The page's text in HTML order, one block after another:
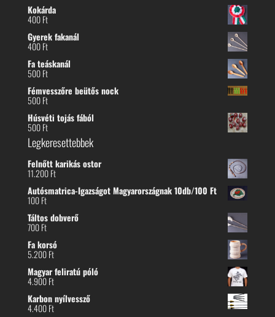
Kokárda
400Ft
Gyerek fakanál
400Ft
Fa teáskanál
500Ft
Fémvesszőre beütős nock
500Ft
Húsvéti tojás fából
500Ft
Legkeresettebbek
Felnőtt karikás ostor
11.200Ft
Autósmatrica-Igazságot Magyarországnak 10db/100 Ft
100Ft
Táltos dobverő
700Ft
Fa korsó
5.200Ft
Magyar feliratú póló
4.900Ft
Karbon nyílvessző
4.400Ft